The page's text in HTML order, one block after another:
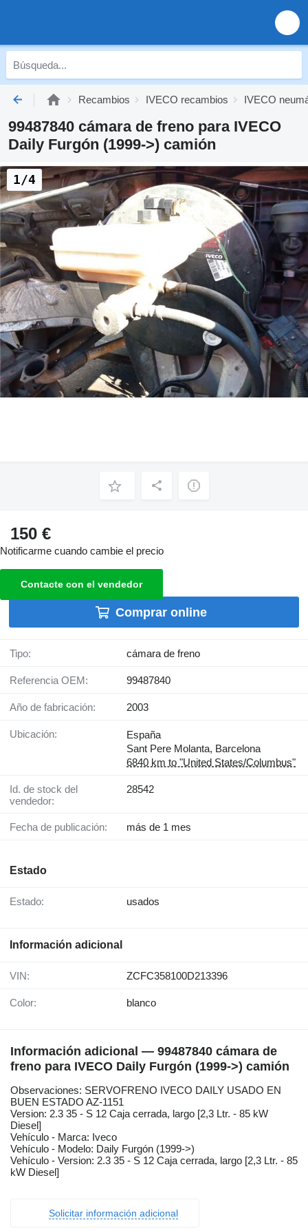
Recambios IVECO recambios IVECO
99487840 cámara de freno para IVECO
Daily Furgón (1999->) camión
1/4
150 €
Notificarme cuando cambie el precio
Contacte con el vendedor
Comprar online
Tipo: cámara de freno
Referencia OEM: 99487840
Año de fabricación: 2003
Ubicación:
España
Sant Pere Molanta, Barcelona
6840 km to "United States/Columbus"
Id. de stock del
vendedor:
28542
Fecha de publicación: más de 1 mes
Estado
Estado: usados
Información adicional
VIN: ZCFC358100D213396
Color: blanco
Información adicional — 99487840 cámara de
freno para IVECO Daily Furgón (1999->) camión
Observaciones: SERVOFRENO IVECO DAILY USADO EN
BUEN ESTADO AZ-1151
Version: 2.3 35 - S 12 Caja cerrada, largo [2,3 Ltr. - 85 kW
Diesel]
Vehículo - Marca: Iveco
Vehículo - Modelo: Daily Furgón (1999->)
Vehículo - Version: 2.3 35 - S 12 Caja cerrada, largo [2,3 Ltr. - 85
kW Diesel]
Solicitar información adicional